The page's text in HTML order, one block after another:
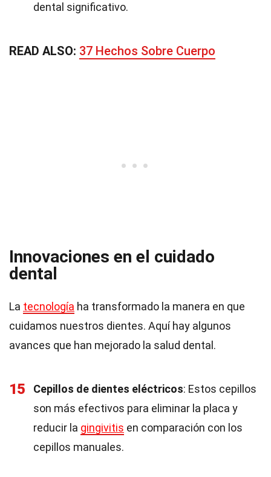
dental significativo.
READ ALSO: 37 Hechos Sobre Cuerpo
Innovaciones en el cuidado
dental
La tecnología ha transformado la manera en que
cuidamos nuestros dientes. Aquí hay algunos
avances que han mejorado la salud dental.
15 Cepillos de dientes eléctricos: Estos cepillos
son más efectivos para eliminar la placa y
reducir la gingivitis en comparación con los
cepillos manuales.